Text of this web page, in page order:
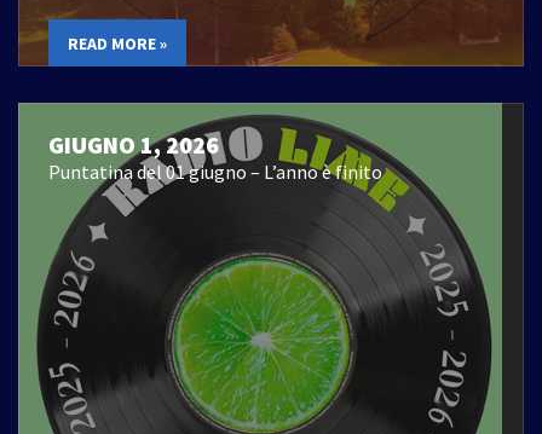
READ MORE »
GIUGNO 1, 2026
Puntatina del 01 giugno – L’anno è finito